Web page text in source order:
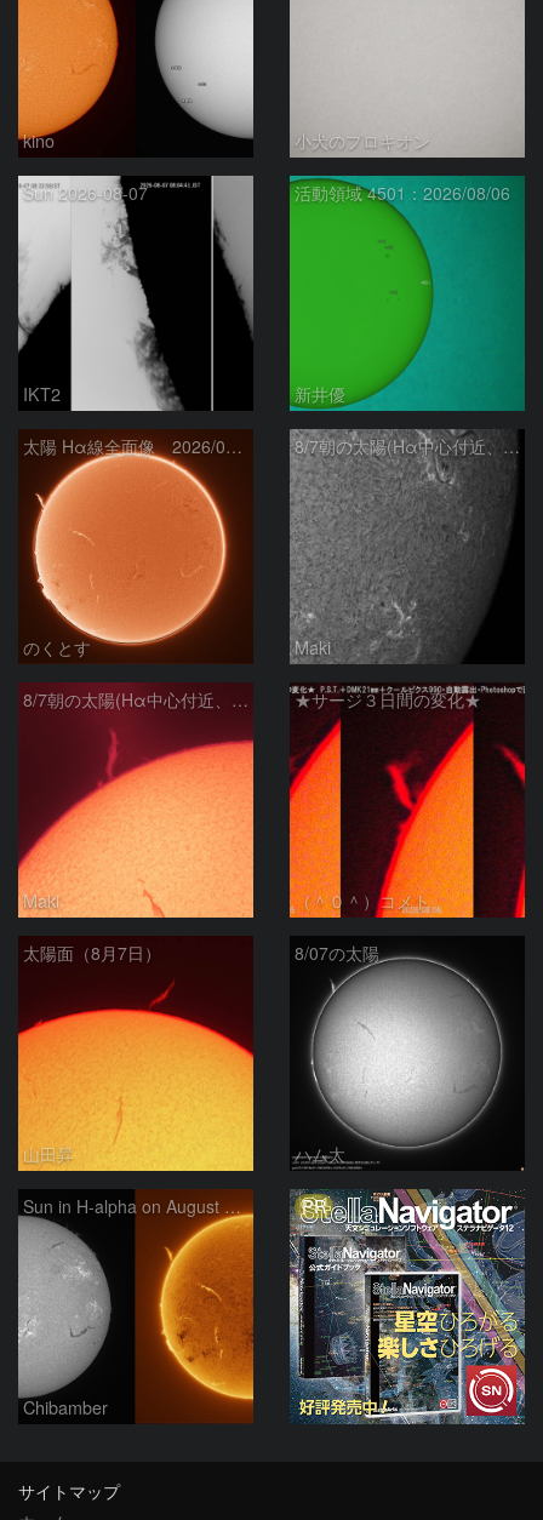
kino 小犬のプロキオン
Sun 2026-08-07
IKT2
活動領域 4501：2026/08/06
新井優
太陽 Hα線全面像 2026/08/07
のくとす
8/7朝の太陽(Hα中心付近、4498、4502付近)
Maki
8/7朝の太陽(Hα中心付近、プロミネンス)
Maki
★サージ３日間の変化★
（＾０＾）コメト
太陽面（8月7日）
山田昇
8/07の太陽
ハム太
Sun in H-alpha on August 7, 2026
Chibamber
PR
サイトマップ